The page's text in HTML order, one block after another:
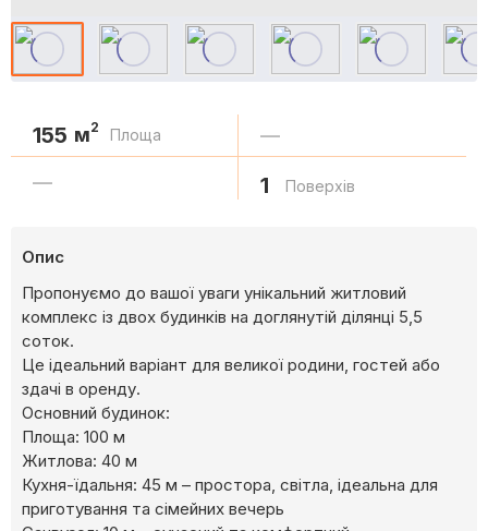
155 м2 Площа —
— 1 Поверхів
Опис
Пропонуємо до вашої уваги унікальний житловий
комплекс із двох будинків на доглянутій ділянці 5,5
соток.
Це ідеальний варіант для великої родини, гостей або
здачі в оренду.
Основний будинок:
Площа: 100 м
Житлова: 40 м
Кухня-їдальня: 45 м – простора, світла, ідеальна для
приготування та сімейних вечерь